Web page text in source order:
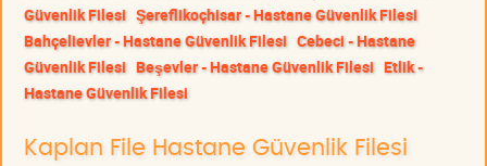
Güvenlik Filesi Şereflikoçhisar - Hastane Güvenlik Filesi
Bahçelievler - Hastane Güvenlik Filesi Cebeci - Hastane
Güvenlik Filesi Beşevler - Hastane Güvenlik Filesi Etlik -
Hastane Güvenlik Filesi
Kaplan File Hastane Güvenlik Filesi